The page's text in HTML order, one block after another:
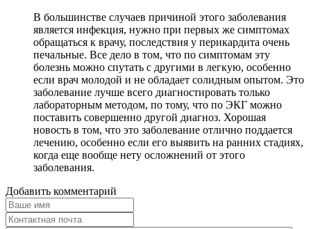
В большинстве случаев причиной этого заболевания
является инфекция, нужно при первых же симптомах
обращаться к врачу, последствия у перикардита очень
печальные. Все дело в том, что по симптомам эту
болезнь можно спутать с другими в легкую, особенно
если врач молодой и не обладает солидным опытом. Это
заболевание лучше всего диагностировать только
лабораторным методом, по тому, что по ЭКГ можно
поставить совершенно другой диагноз. Хорошая
новость в том, что это заболевание отлично поддается
лечению, особенно если его выявить на ранних стадиях,
когда еще вообще нету осложнений от этого
заболевания.
Добавить комментарий